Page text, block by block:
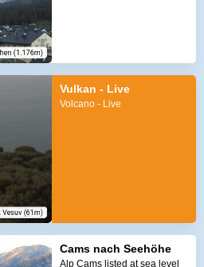
Vulkan - Live
Volcano - Live
Cams nach Seehöhe
Alp Cams listed at sea level